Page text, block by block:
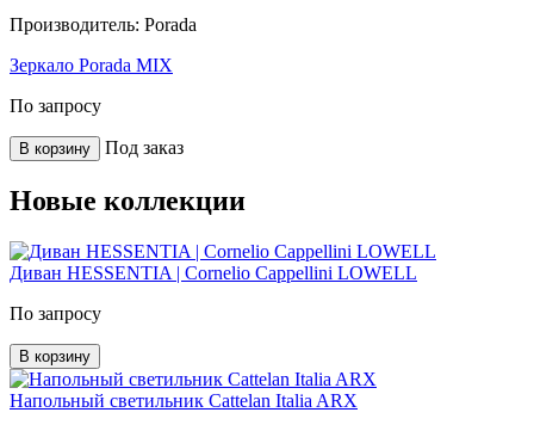
Производитель: Porada
Зеркало Porada MIX
По запросу
В корзину Под заказ
Новые коллекции
Диван HESSENTIA | Cornelio Cappellini LOWELL
По запросу
В корзину
Напольный светильник Cattelan Italia ARX